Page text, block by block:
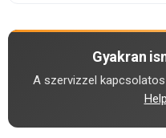
Gyakran
A szervizzel
Help